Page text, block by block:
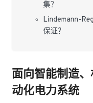
集？
Lindemann-
保证？
面向智能制造
动化电力系统